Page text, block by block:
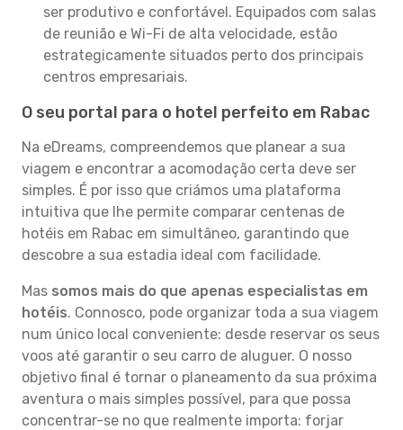
ser produtivo e confortável. Equipados com salas
de reunião e Wi-Fi de alta velocidade, estão
estrategicamente situados perto dos principais
centros empresariais.
O seu portal para o hotel perfeito em Rabac
Na eDreams, compreendemos que planear a sua
viagem e encontrar a acomodação certa deve ser
simples. É por isso que criámos uma plataforma
intuitiva que lhe permite comparar centenas de
hotéis em Rabac em simultâneo, garantindo que
descobre a sua estadia ideal com facilidade.
Mas somos mais do que apenas especialistas em
hotéis. Connosco, pode organizar toda a sua viagem
num único local conveniente: desde reservar os seus
voos até garantir o seu carro de aluguer. O nosso
objetivo final é tornar o planeamento da sua próxima
aventura o mais simples possível, para que possa
concentrar-se no que realmente importa: forjar